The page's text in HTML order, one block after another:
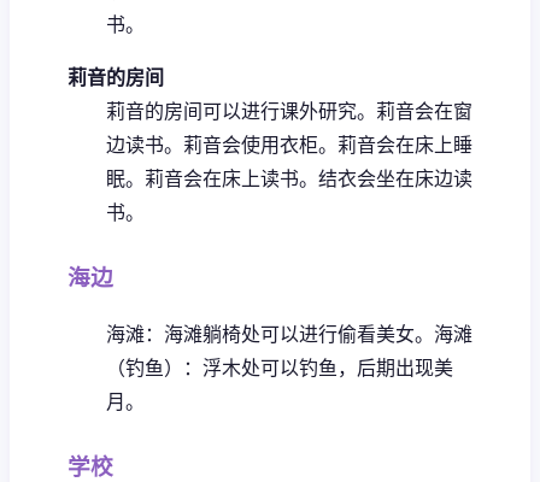
书。
莉音的房间
莉音的房间可以进行课外研究。 莉音会在窗
边读书。 莉音会使用衣柜。 莉音会在床上睡
眠。 莉音会在床上读书。 结衣会坐在床边读
书。
海边
海滩：海滩躺椅处可以进行偷看美女。 海滩
（钓鱼）：浮木处可以钓鱼，后期出现美
月。
学校